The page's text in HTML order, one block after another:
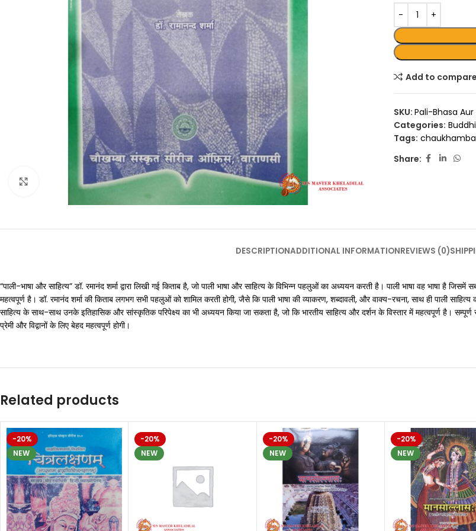
Click to enlarge
Add to compare
SKU: Pali-Bhasa
Categories:
Tags:
Share:
DESCRIPTIONADDITIONAL INFORMATIONREVIEWS (0)
“पाली-भाषा और साहित्य” डॉ. रमानंद शर्मा द्वारा लिखी गई किताब है, जो पाली भाषा और साहित्य के विभिन्न पहलुओं का अध्ययन करती है। पाली भाषा वह भाषा है
महत्वपूर्ण है। डॉ. रमानंद शर्मा की किताब लगभग सभी पहलुओं को शामिल करती होगी, जैसे कि पाली भाषा की व्याकरण, शब्दावली, और वाक्य-रचना, साथ ही पाली
साहित्य के साथ-साथ उनके इतिहासिक और सांस्कृतिक परिपेक्ष्य का भी अध्ययन किया जा सकता है, जो कि भारतीय साहित्य और दर्शन के विस्तार में महत्वपूर्ण है।
प्रेमी और विद्वानों के लिए बेहद महत्वपूर्ण होगी।
Related products
-20%
NEW
-20%
NEW
-20%
NEW
-20%
NEW